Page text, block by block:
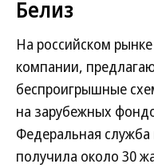
Белиз
На российском
компании,
беспроигрышные
на зарубежных
Федеральная
получила около 30